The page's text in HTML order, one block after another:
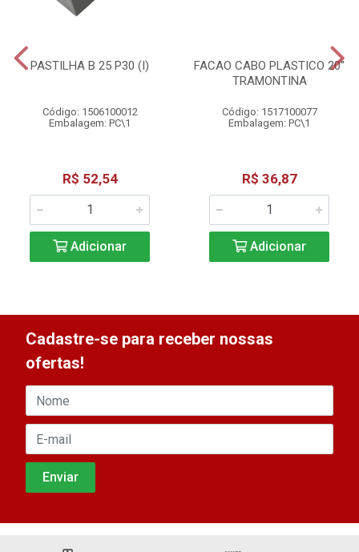
PASTILHA B 25 P30 (I)
Código: 1506100012
Embalagem: PC\1
R$ 52,54
Adicionar
FACAO CABO PLASTICO 20''
TRAMONTINA
Código: 1517100077
Embalagem: PC\1
R$ 36,87
Adicionar
Cadastre-se para receber nossas
ofertas!